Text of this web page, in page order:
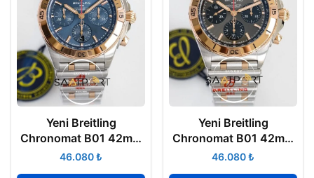
Yeni Breitling
Chronomat B01 42mm
Mavi Kadran Gold Bezel
₺
Yeni Breitling
Chronomat B01 42mm
Gri Kadran ETA
₺